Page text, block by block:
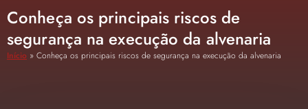
Conheça os principais riscos de
segurança na execução da alvenaria
Início » Conheça os principais riscos de segurança na execução da alvenaria